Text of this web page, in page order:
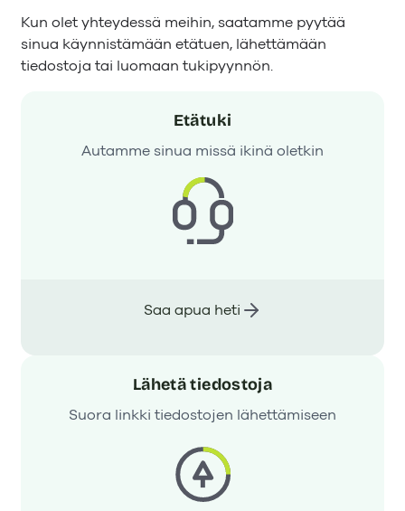
Kun olet yhteydessä meihin, saatamme pyytää
sinua käynnistämään etätuen, lähettämään
tiedostoja tai luomaan tukipyynnön.
Etätuki
Autamme sinua missä ikinä oletkin
Saa apua heti
Lähetä tiedostoja
Suora linkki tiedostojen lähettämiseen